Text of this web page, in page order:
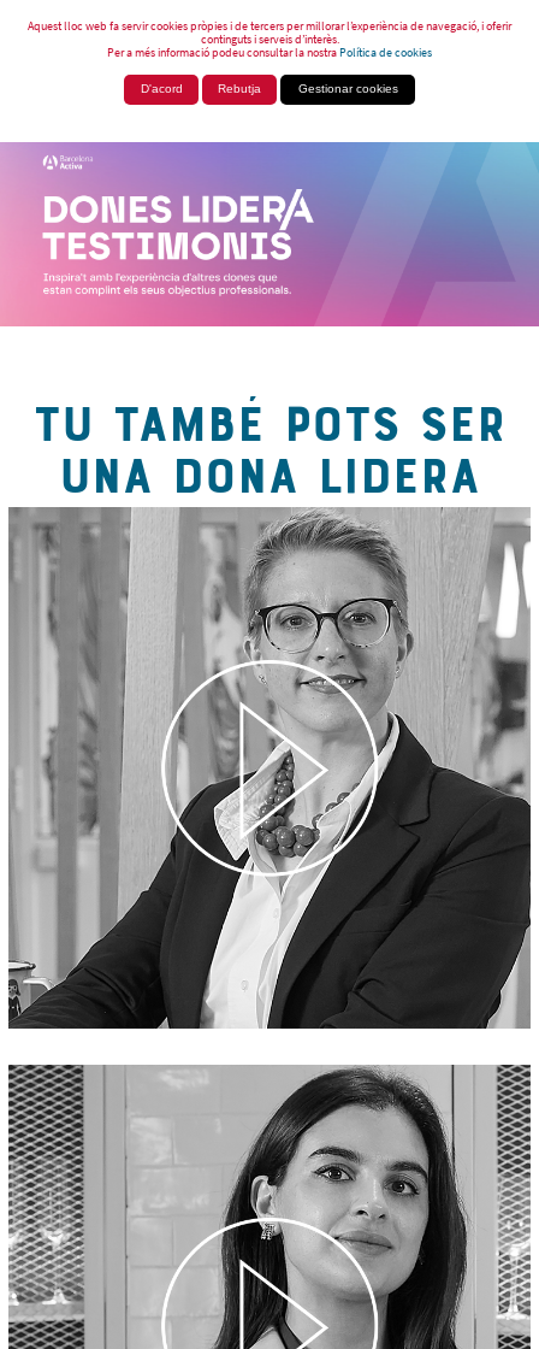
Aquest lloc web fa servir cookies pròpies i de tercers per millorar l’experiència de navegació, i oferir
continguts i serveis d’interès.
Per a més informació podeu consultar la nostraPolítica de cookies
D'acord Rebutja Gestionar cookies
TU TAMBÉ POTS SER
UNA DONA LIDERA